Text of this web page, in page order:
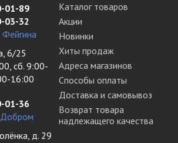
01-89
03-32
6/25
сб. 9:00-
16:00
01-36
д. 29
Каталог товаров
Акции
Новинки
Хиты продаж
Адреса магазинов
Способы оплаты
Доставка и самовывоз
Возврат товара
надлежащего качества